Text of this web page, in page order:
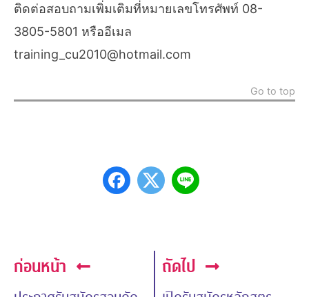
ติดต่อสอบถามเพิ่มเติมที่หมายเลขโทรศัพท์ 08-
3805-5801 หรืออีเมล
training_cu2010@hotmail.com
Go to top
ก่อนหน้า ถัดไป